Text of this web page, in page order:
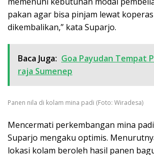
pakan agar bisa pinjam lewat
dikembalikan,” kata Suparjo.
Baca Juga: Goa Payudan Tempat
raja Sumenep
Panen nila di kolam mina padi (Foto: Wiradesa)
Mencermati perkembangan mina
Suparjo mengaku optimis.
lokasi kolam beroleh hasil panen